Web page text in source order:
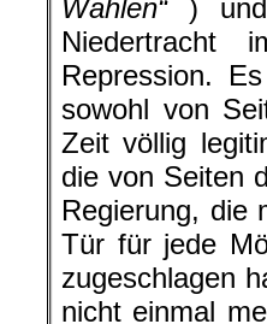
Wahlen“) und
Niedertracht
Repression.
sowohl von
Zeit völlig
die von Seiten
Regierung, die
Tür für jede
zugeschlagen
nicht einmal